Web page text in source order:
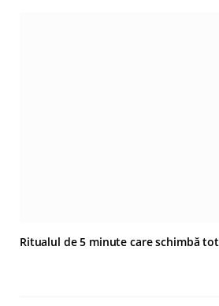
Ritualul de 5 minute care schimbă tot